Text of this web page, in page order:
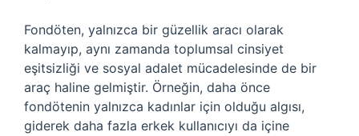
Fondöten, yalnızca bir güzellik aracı olarak
kalmayıp, aynı zamanda toplumsal cinsiyet
eşitsizliği ve sosyal adalet mücadelesinde de bir
araç haline gelmiştir. Örneğin, daha önce
fondötenin yalnızca kadınlar için olduğu algısı,
giderek daha fazla erkek kullanıcıyı da içine